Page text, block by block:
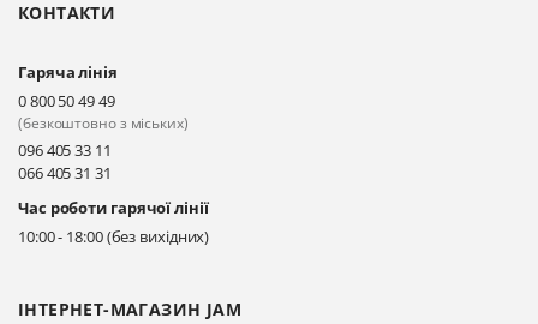
ІНТЕРНЕТ-МАГАЗИН JAM
КОНТАКТИ
Гаряча лінія
0 800 50 49 49
(безкоштовно з міських)
096 405 33 11
066 405 31 31
Час роботи гарячої лінії
10:00 - 18:00 (без вихідних)